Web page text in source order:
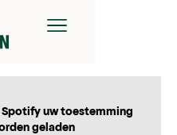
uw toestemming
geladen